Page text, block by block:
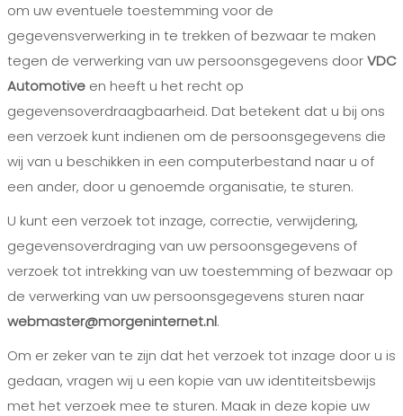
om uw eventuele toestemming voor de
gegevensverwerking in te trekken of bezwaar te maken
tegen de verwerking van uw persoonsgegevens doorVDC
Automotiveen heeft u het recht op
gegevensoverdraagbaarheid. Dat betekent dat u bij ons
een verzoek kunt indienen om de persoonsgegevens die
wij van u beschikken in een computerbestand naar u of
een ander, door u genoemde organisatie, te sturen.
U kunt een verzoek tot inzage, correctie, verwijdering,
gegevensoverdraging van uw persoonsgegevens of
verzoek tot intrekking van uw toestemming of bezwaar op
de verwerking van uw persoonsgegevens sturen naar
webmaster@morgeninternet.nl.
Om er zeker van te zijn dat het verzoek tot inzage door u is
gedaan, vragen wij u een kopie van uw identiteitsbewijs
met het verzoek mee te sturen. Maak in deze kopie uw